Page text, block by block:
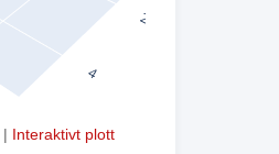
| Interaktivt plott